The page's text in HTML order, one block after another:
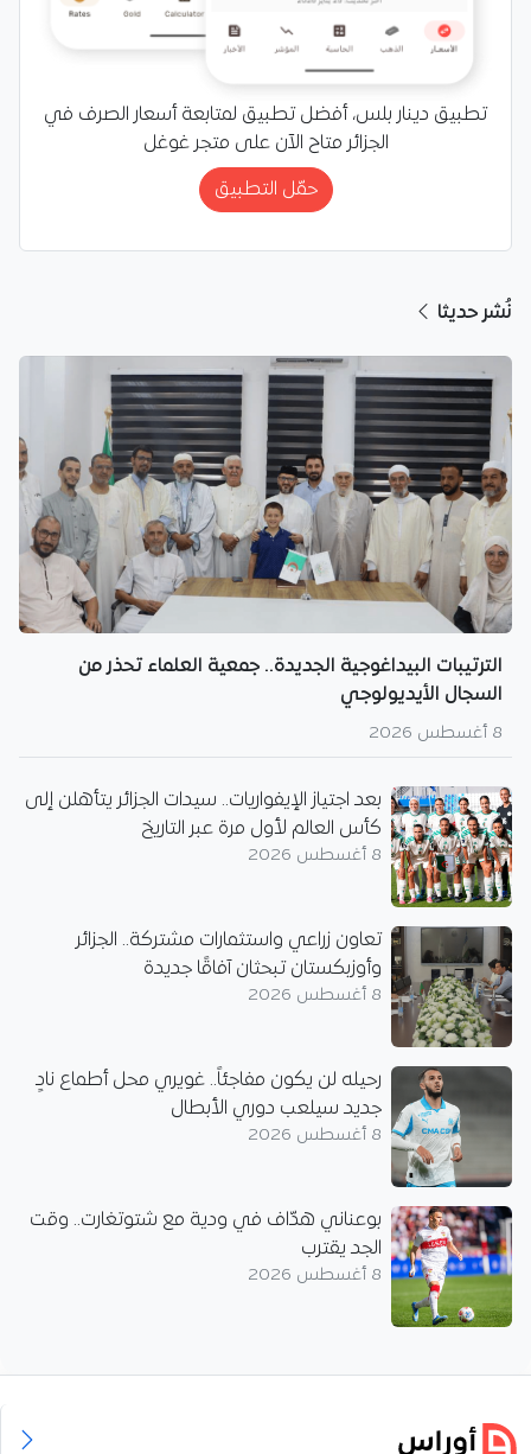
تطبيق دينار بلس، أفضل تطبيق لمتابعة أسعار الصرف في
الجزائر متاح الآن على متجر غوغل
حمّل التطبيق
نُشر حديثا
الترتيبات البيداغوجية الجديدة.. جمعية العلماء تحذر من
السجال الأيديولوجي
8 أغسطس 2026
بعد اجتياز الإيفواريات.. سيدات الجزائر يتأهلن إلى
كأس العالم لأول مرة عبر التاريخ
8 أغسطس 2026
تعاون زراعي واستثمارات مشتركة.. الجزائر
وأوزبكستان تبحثان آفاقًا جديدة
8 أغسطس 2026
رحيله لن يكون مفاجئاً.. غويري محل أطماع نادٍ
جديد سيلعب دوري الأبطال
8 أغسطس 2026
بوعناني هدّاف في ودية مع شتوتغارت.. وقت
الجد يقترب
8 أغسطس 2026